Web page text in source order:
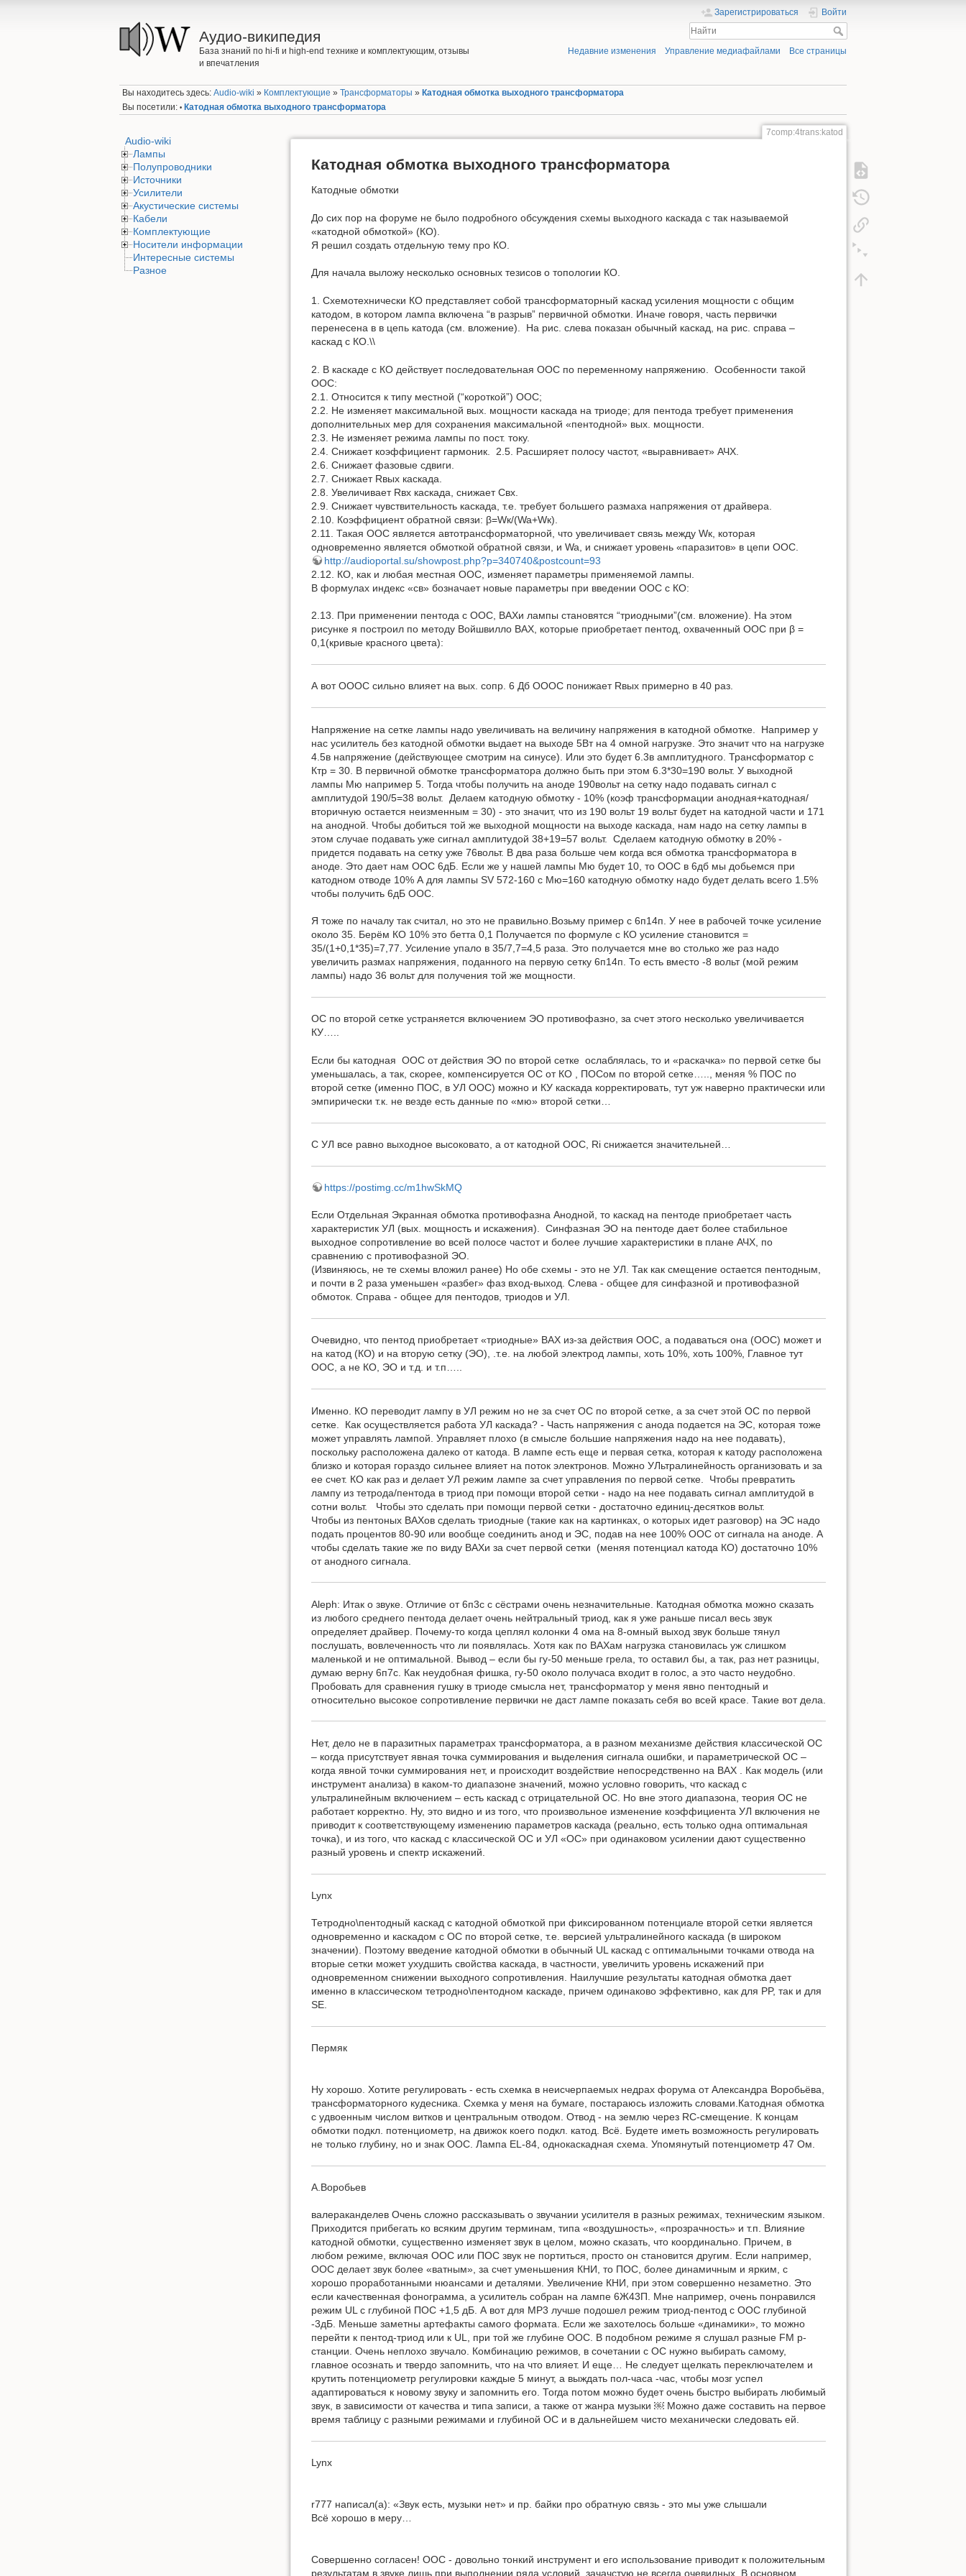
Аудио-википедия
База знаний по hi-fi и high-end технике и комплектующим, отзывы
и впечатления
Зарегистрироваться Войти
Недавние изменения Управление медиафайлами Все страницы
Вы находитесь здесь:Audio-wiki » Комплектующие »Трансформаторы » Катодная обмотка выходного трансформатора
Вы посетили: • Катодная обмотка выходного трансформатора
Audio-wiki
Лампы
Полупроводники
Источники
Усилители
Акустические системы
Кабели
Комплектующие
Носители информации
Интересные системы
Разное
7comp:4trans:katod
Катодная обмотка выходного трансформатора
Катодные обмотки
До сих пор на форуме не было подробного обсуждения схемы выходного каскада с так называемой
«катодной обмоткой» (КО).
Я решил создать отдельную тему про КО.
Для начала выложу несколько основных тезисов о топологии КО.
1. Схемотехнически КО представляет собой трансформаторный каскад усиления мощности с общим
катодом, в котором лампа включена “в разрыв” первичной обмотки. Иначе говоря, часть первички
перенесена в в цепь катода (см. вложение). На рис. слева показан обычный каскад, на рис. справа –
каскад с КО.\\
2. В каскаде с КО действует последовательная ООС по переменному напряжению. Особенности такой
ООС:
2.1. Относится к типу местной (“короткой”) ООС;
2.2. Не изменяет максимальной вых. мощности каскада на триоде; для пентода требует применения
дополнительных мер для сохранения максимальной «пентодной» вых. мощности.
2.3. Не изменяет режима лампы по пост. току.
2.4. Снижает коэффициент гармоник. 2.5. Расширяет полосу частот, «выравнивает» АЧХ.
2.6. Снижает фазовые сдвиги.
2.7. Снижает Rвых каскада.
2.8. Увеличивает Rвх каскада, снижает Свх.
2.9. Снижает чувствительность каскада, т.е. требует большего размаха напряжения от драйвера.
2.10. Коэффициент обратной связи: β=Wк/(Wa+Wк).
2.11. Такая ООС является автотрансформаторной, что увеличивает связь между Wк, которая
одновременно является обмоткой обратной связи, и Wa, и снижает уровень «паразитов» в цепи ООС.
http://audioportal.su/showpost.php?p=340740&postcount=93
2.12. КО, как и любая местная ООС, изменяет параметры применяемой лампы.
В формулах индекс «св» бозначает новые параметры при введении ООС с КО:
2.13. При применении пентода с ООС, ВАХи лампы становятся “триодными”(см. вложение). На этом
рисунке я построил по методу Войшвилло ВАХ, которые приобретает пентод, охваченный ООС при β =
0,1(кривые красного цвета):
А вот ОООС сильно влияет на вых. сопр. 6 Дб ОООС понижает Rвых примерно в 40 раз.
Напряжение на сетке лампы надо увеличивать на величину напряжения в катодной обмотке. Например у
нас усилитель без катодной обмотки выдает на выходе 5Вт на 4 омной нагрузке. Это значит что на нагрузке
4.5в напряжение (действующее смотрим на синусе). Или это будет 6.3в амплитудного. Трансформатор с
Ктр = 30. В первичной обмотке трансформатора должно быть при этом 6.3*30=190 вольт. У выходной
лампы Мю например 5. Тогда чтобы получить на аноде 190вольт на сетку надо подавать сигнал с
амплитудой 190/5=38 вольт. Делаем катодную обмотку - 10% (коэф трансформации анодная+катодная/
вторичную остается неизменным = 30) - это значит, что из 190 вольт 19 вольт будет на катодной части и 171
на анодной. Чтобы добиться той же выходной мощности на выходе каскада, нам надо на сетку лампы в
этом случае подавать уже сигнал амплитудой 38+19=57 вольт. Сделаем катодную обмотку в 20% -
придется подавать на сетку уже 76вольт. В два раза больше чем когда вся обмотка трансформатора в
аноде. Это дает нам ООС 6дБ. Если же у нашей лампы Мю будет 10, то ООС в 6дб мы добьемся при
катодном отводе 10% А для лампы SV 572-160 с Мю=160 катодную обмотку надо будет делать всего 1.5%
чтобы получить 6дБ ООС.
Я тоже по началу так считал, но это не правильно.Возьму пример с 6п14п. У нее в рабочей точке усиление
около 35. Берём КО 10% это бетта 0,1 Получается по формуле с КО усиление становится =
35/(1+0,1*35)=7,77. Усиление упало в 35/7,7=4,5 раза. Это получается мне во столько же раз надо
увеличить размах напряжения, поданного на первую сетку 6п14п. То есть вместо -8 вольт (мой режим
лампы) надо 36 вольт для получения той же мощности.
ОС по второй сетке устраняется включением ЭО противофазно, за счет этого несколько увеличивается
КУ…..
Если бы катодная ООС от действия ЭО по второй сетке ослаблялась, то и «раскачка» по первой сетке бы
уменьшалась, а так, скорее, компенсируется ОС от КО , ПОСом по второй сетке….., меняя % ПОС по
второй сетке (именно ПОС, в УЛ ООС) можно и КУ каскада корректировать, тут уж наверно практически или
эмпирически т.к. не везде есть данные по «мю» второй сетки…
С УЛ все равно выходное высоковато, а от катодной ООС, Ri снижается значительней…
https://postimg.cc/m1hwSkMQ
Если Отдельная Экранная обмотка противофазна Анодной, то каскад на пентоде приобретает часть
характеристик УЛ (вых. мощность и искажения). Синфазная ЭО на пентоде дает более стабильное
выходное сопротивление во всей полосе частот и более лучшие характеристики в плане АЧХ, по
сравнению с противофазной ЭО.
(Извиняюсь, не те схемы вложил ранее) Но обе схемы - это не УЛ. Так как смещение остается пентодным,
и почти в 2 раза уменьшен «разбег» фаз вход-выход. Слева - общее для синфазной и противофазной
обмоток. Справа - общее для пентодов, триодов и УЛ.
Очевидно, что пентод приобретает «триодные» ВАХ из-за действия ООС, а подаваться она (ООС) может и
на катод (КО) и на вторую сетку (ЭО), .т.е. на любой электрод лампы, хоть 10%, хоть 100%, Главное тут
ООС, а не КО, ЭО и т.д. и т.п…..
Именно. КО переводит лампу в УЛ режим но не за счет ОС по второй сетке, а за счет этой ОС по первой
сетке. Как осуществляется работа УЛ каскада? - Часть напряжения с анода подается на ЭС, которая тоже
может управлять лампой. Управляет плохо (в смысле большие напряжения надо на нее подавать),
поскольку расположена далеко от катода. В лампе есть еще и первая сетка, которая к катоду расположена
близко и которая гораздо сильнее влияет на поток электронов. Можно УЛьтралинейность организовать и за
ее счет. КО как раз и делает УЛ режим лампе за счет управления по первой сетке. Чтобы превратить
лампу из тетрода/пентода в триод при помощи второй сетки - надо на нее подавать сигнал амплитудой в
сотни вольт. Чтобы это сделать при помощи первой сетки - достаточно единиц-десятков вольт.
Чтобы из пентоных ВАХов сделать триодные (такие как на картинках, о которых идет разговор) на ЭС надо
подать процентов 80-90 или вообще соединить анод и ЭС, подав на нее 100% ООС от сигнала на аноде. А
чтобы сделать такие же по виду ВАХи за счет первой сетки (меняя потенциал катода КО) достаточно 10%
от анодного сигнала.
Aleph: Итак о звуке. Отличие от 6п3с с сёстрами очень незначительные. Катодная обмотка можно сказать
из любого среднего пентода делает очень нейтральный триод, как я уже раньше писал весь звук
определяет драйвер. Почему-то когда цеплял колонки 4 ома на 8-омный выход звук больше тянул
послушать, вовлеченность что ли появлялась. Хотя как по ВАХам нагрузка становилась уж слишком
маленькой и не оптимальной. Вывод – если бы гу-50 меньше грела, то оставил бы, а так, раз нет разницы,
думаю верну 6п7с. Как неудобная фишка, гу-50 около получаса входит в голос, а это часто неудобно.
Пробовать для сравнения гушку в триоде смысла нет, трансформатор у меня явно пентодный и
относительно высокое сопротивление первички не даст лампе показать себя во всей красе. Такие вот дела.
Нет, дело не в паразитных параметрах трансформатора, а в разном механизме действия классической ОС
– когда присутствует явная точка суммирования и выделения сигнала ошибки, и параметрической ОС –
когда явной точки суммирования нет, и происходит воздействие непосредственно на ВАХ . Как модель (или
инструмент анализа) в каком-то диапазоне значений, можно условно говорить, что каскад с
ультралинейным включением – есть каскад с отрицательной ОС. Но вне этого диапазона, теория ОС не
работает корректно. Ну, это видно и из того, что произвольное изменение коэффициента УЛ включения не
приводит к соответствующему изменению параметров каскада (реально, есть только одна оптимальная
точка), и из того, что каскад с классической ОС и УЛ «ОС» при одинаковом усилении дают существенно
разный уровень и спектр искажений.
Lynx
Тетродно\пентодный каскад с катодной обмоткой при фиксированном потенциале второй сетки является
одновременно и каскадом с ОС по второй сетке, т.е. версией ультралинейного каскада (в широком
значении). Поэтому введение катодной обмотки в обычный UL каскад с оптимальными точками отвода на
вторые сетки может ухудшить свойства каскада, в частности, увеличить уровень искажений при
одновременном снижении выходного сопротивления. Наилучшие результаты катодная обмотка дает
именно в классическом тетродно\пентодном каскаде, причем одинаково эффективно, как для PP, так и для
SE.
Пермяк
Ну хорошо. Хотите регулировать - есть схемка в неисчерпаемых недрах форума от Александра Воробьёва,
трансформаторного кудесника. Схемка у меня на бумаге, постараюсь изложить словами.Катодная обмотка
с удвоенным числом витков и центральным отводом. Отвод - на землю через RC-смещение. К концам
обмотки подкл. потенциометр, на движок коего подкл. катод. Всё. Будете иметь возможность регулировать
не только глубину, но и знак ООС. Лампа EL-84, однокаскадная схема. Упомянутый потенциометр 47 Ом.
А.Воробьев
валераканделев Очень сложно рассказывать о звучании усилителя в разных режимах, техническим языком.
Приходится прибегать ко всяким другим терминам, типа «воздушность», «прозрачность» и т.п. Влияние
катодной обмотки, существенно изменяет звук в целом, можно сказать, что координально. Причем, в
любом режиме, включая ООС или ПОС звук не портиться, просто он становится другим. Если например,
ООС делает звук более «ватным», за счет уменьшения КНИ, то ПОС, более динамичным и ярким, с
хорошо проработанными нюансами и деталями. Увеличение КНИ, при этом совершенно незаметно. Это
если качественная фонограмма, а усилитель собран на лампе 6Ж43П. Мне например, очень понравился
режим UL с глубиной ПОС +1,5 дБ. А вот для МР3 лучше подошел режим триод-пентод с ООС глубиной
-3дБ. Меньше заметны артефакты самого формата. Если же захотелось больше «динамики», то можно
перейти к пентод-триод или к UL, при той же глубине ООС. В подобном режиме я слушал разные FM р-
станции. Очень неплохо звучало. Комбинацию режимов, в сочетании с ОС нужно выбирать самому,
главное осознать и твердо запомнить, что на что влияет. И еще… Не следует щелкать переключателем и
крутить потенциометр регулировки каждые 5 минут, а выждать пол-часа -час, чтобы мозг успел
адаптироваться к новому звуку и запомнить его. Тогда потом можно будет очень быстро выбирать любимый
звук, в зависимости от качества и типа записи, а также от жанра музыки ￼ Можно даже составить на первое
время таблицу с разными режимами и глубиной ОС и в дальнейшем чисто механически следовать ей.
Lynx
r777 написал(а): «Звук есть, музыки нет» и пр. байки про обратную связь - это мы уже слышали
Всё хорошо в меру…
Совершенно согласен! ООС - довольно тонкий инструмент и его использование приводит к положительным
результатам в звуке лишь при выполнении ряда условий, зачачстую не всегда очевидных. В основном